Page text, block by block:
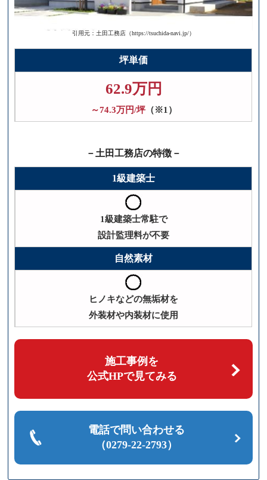
引用元：土田工務店（https://tsuchida-navi.jp/）
坪単価
62.9万円
～74.3万円/坪（※1）
－土田工務店の特徴－
1級建築士
1級建築士常駐で
設計監理料が不要
自然素材
ヒノキなどの無垢材を
外装材や内装材に使用
施工事例を
公式HPで見てみる
電話で問い合わせる
（0279-22-2793）